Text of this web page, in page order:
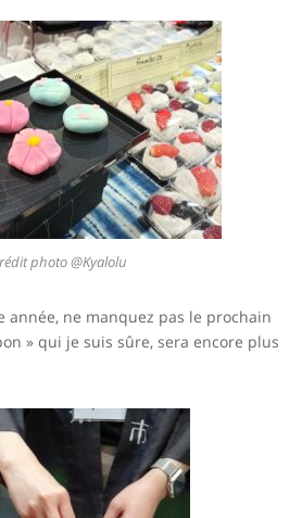
photo @Kyalolu
année, ne manquez pas le prochain
» qui je suis sûre, sera encore plus